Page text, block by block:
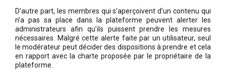
D’autre part, les membres qui s’aperçoivent d’un contenu qui
n’a pas sa place dans la plateforme peuvent alerter les
administrateurs afin qu’ils puissent prendre les mesures
nécessaires. Malgré cette alerte faite par un utilisateur, seul
le modérateur peut décider des dispositions à prendre et cela
en rapport avec la charte proposée par le propriétaire de la
plateforme.